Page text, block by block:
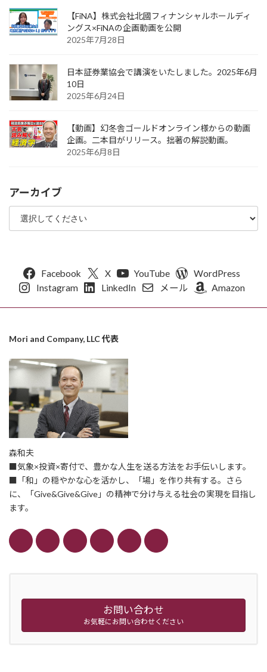
【FiNA】株式会社北國フィナンシャルホールディ
ングス×FiNAの企画動画を公開
2025年7月28日
日本証券業協会で講演をいたしました。2025年6月
10日
2025年6月24日
【動画】幻冬舎ゴールドオンライン様からの動画
企画。二本目がリリース。拙著の解説動画。
2025年6月8日
アーカイブ
Facebook X YouTube
WordPress
Instagram
LinkedIn メール Amazon
Mori and Company, LLC 代表
森和夫
■気象×投資×寄付で、豊かな人生を送る方法をお手伝いします。
■「和」の穏やかな心を活かし、「場」を作り共有する。さら
に、「Give&Give&Give」の精神で分け与える社会の実現を目指し
ます。
お問い合わせ
お気軽にお問い合わせください